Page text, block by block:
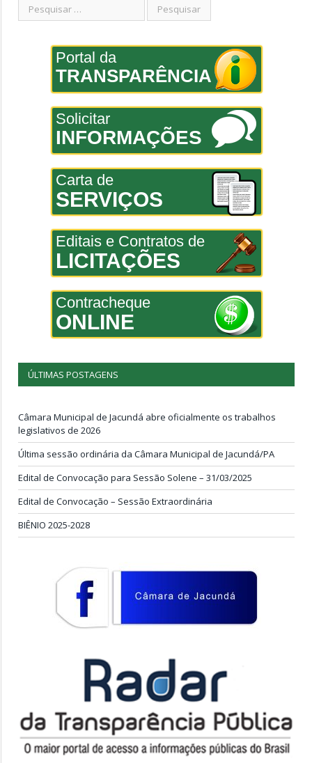
Portal da
TRANSPARÊNCIA
Solicitar
INFORMAÇÕES
Carta de
SERVIÇOS
Editais e Contratos de
LICITAÇÕES
Contracheque
ONLINE
ÚLTIMAS POSTAGENS
Câmara Municipal de Jacundá abre oficialmente os trabalhos
legislativos de 2026
Última sessão ordinária da Câmara Municipal de Jacundá/PA
Edital de Convocação para Sessão Solene – 31/03/2025
Edital de Convocação – Sessão Extraordinária
BIÊNIO 2025-2028